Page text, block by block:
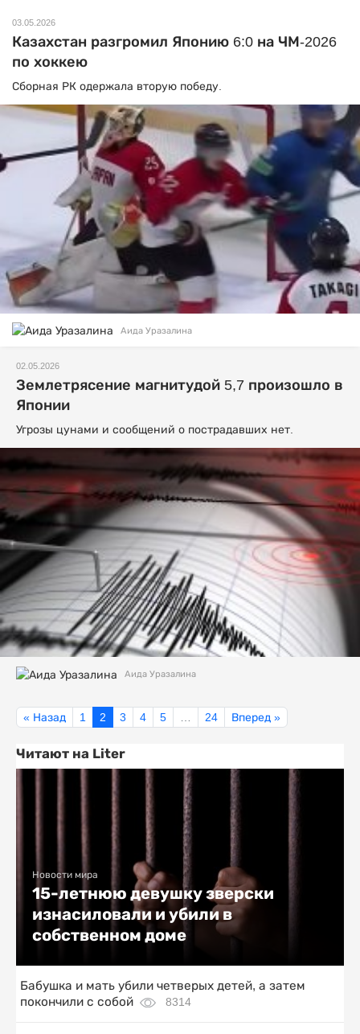
03.05.2026
Казахстан разгромил Японию 6:0 на ЧМ-2026
по хоккею
Сборная РК одержала вторую победу.
Аида Уразалина
02.05.2026
Землетрясение магнитудой 5,7 произошло в
Японии
Угрозы цунами и сообщений о пострадавших нет.
Аида Уразалина
« Назад 1 2 3 4 5 24 Вперед »
Читают на Liter
Новости мира
15-летнюю девушку зверски
изнасиловали и убили в
собственном доме
Бабушка и мать убили четверых детей, а затем
покончили с собой
8314